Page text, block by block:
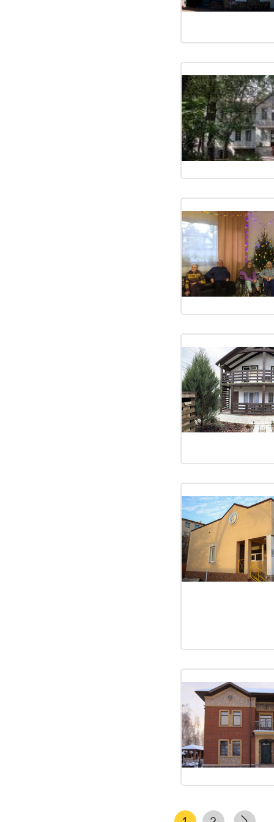
mse2_filter_msoption_dom_prestarelyix_xolodnaya_gora
mse2_filter_msoption_reabilitaczionnyie_czentryi_volchansk
mse2_filter_msoption_xospisyi_dergachi
mse2_filter_msoption_reabilitaczionnyie_czentryi_dergachi
mse2_filter_msoption_xospisyi_bogoduxov
mse2_filter_msoption_reabilitaczionnyie_czentryi_bogoduxov
mse2_filter_msoption_reabilitaczionnyie_czentryi_zmiyov
mse2_filter_msoption_xospisyi_pivdennoe
mse2_filter_msoption_pansionatyi_dlya_pozhilyix_lozovaya
mse2_filter_msoption_reabilitaczionnyie_czentryi_pivdennoe
mse2_filter_msoption_elitnyij_dom_prestarelyix_v_xarkove